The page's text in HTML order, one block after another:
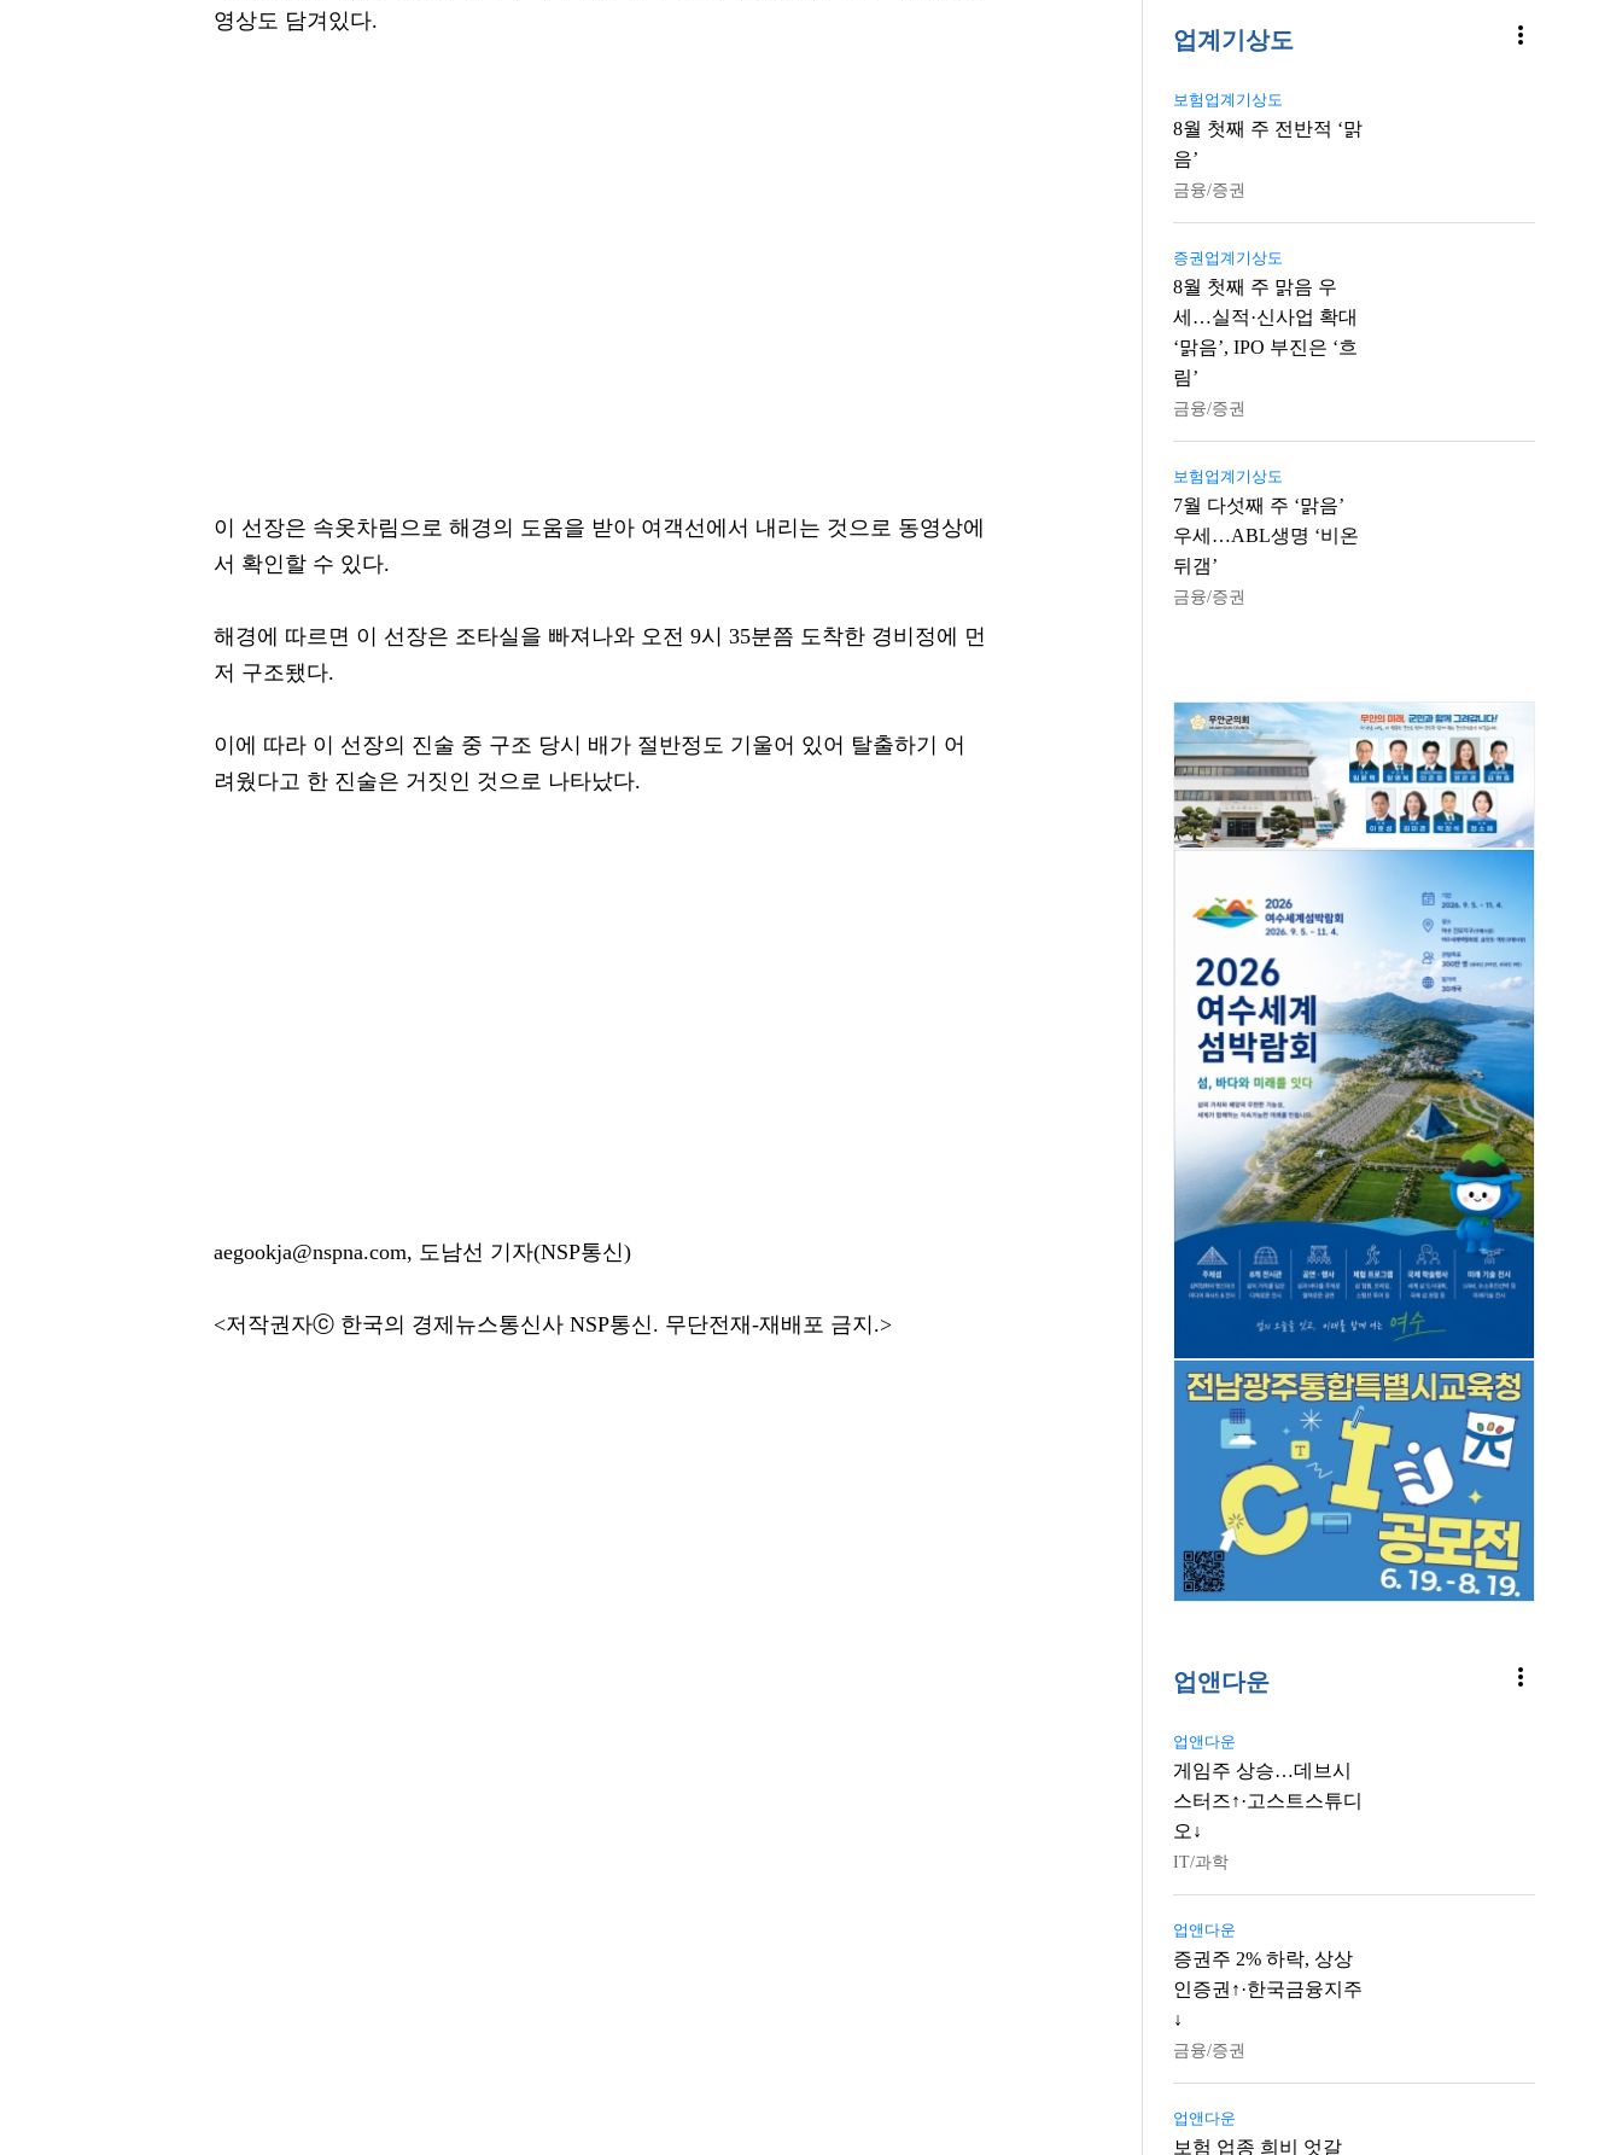
영상도 담겨있다.
이 선장은 속옷차림으로 해경의 도움을 받아 여객선에서 내리는 것으로 동영상에
서 확인할 수 있다.
해경에 따르면 이 선장은 조타실을 빠져나와 오전 9시 35분쯤 도착한 경비정에 먼
저 구조됐다.
이에 따라 이 선장의 진술 중 구조 당시 배가 절반정도 기울어 있어 탈출하기 어
려웠다고 한 진술은 거짓인 것으로 나타났다.
aegookja@nspna.com, 도남선 기자(NSP통신)
<저작권자ⓒ 한국의 경제뉴스통신사 NSP통신. 무단전재-재배포 금지.>
업계기상도 more_vert
보험업계기상도
8월 첫째 주 전반적 ‘맑
음’
금융/증권
증권업계기상도
8월 첫째 주 맑음 우
세…실적·신사업 확대
‘맑음’, IPO 부진은 ‘흐
림’
금융/증권
보험업계기상도
7월 다섯째 주 ‘맑음’
우세…ABL생명 ‘비온
뒤갬’
금융/증권
업앤다운 more_vert
업앤다운
게임주 상승…데브시
스터즈↑·고스트스튜디
오↓
IT/과학
업앤다운
증권주 2% 하락, 상상
인증권↑·한국금융지주
↓
금융/증권
업앤다운
보험 업종 희비 엇갈